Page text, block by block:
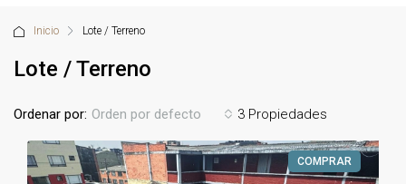
Inicio Lote / Terreno
Lote / Terreno
3 Propiedades
Ordenar por: Orden por defecto
COMPRAR